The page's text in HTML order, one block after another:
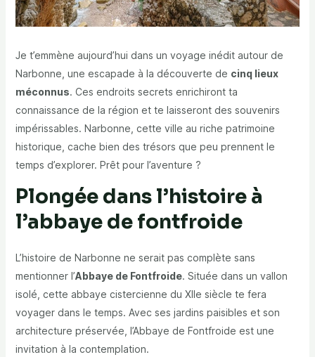
Je t’emmène aujourd’hui dans un voyage inédit autour de
Narbonne, une escapade à la découverte de cinq lieux
méconnus. Ces endroits secrets enrichiront ta
connaissance de la région et te laisseront des souvenirs
impérissables. Narbonne, cette ville au riche patrimoine
historique, cache bien des trésors que peu prennent le
temps d’explorer. Prêt pour l’aventure ?
Plongée dans l’histoire à
l’abbaye de fontfroide
L’histoire de Narbonne ne serait pas complète sans
mentionner l’Abbaye de Fontfroide. Située dans un vallon
isolé, cette abbaye cistercienne du XIIe siècle te fera
voyager dans le temps. Avec ses jardins paisibles et son
architecture préservée, l’Abbaye de Fontfroide est une
invitation à la contemplation.